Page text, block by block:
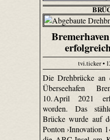
tvi.ticker •
Die Drehbrücke an
Überseehafen
10. April 2021
worden. Das
Brücke wurde auf
Ponton ›Innovation